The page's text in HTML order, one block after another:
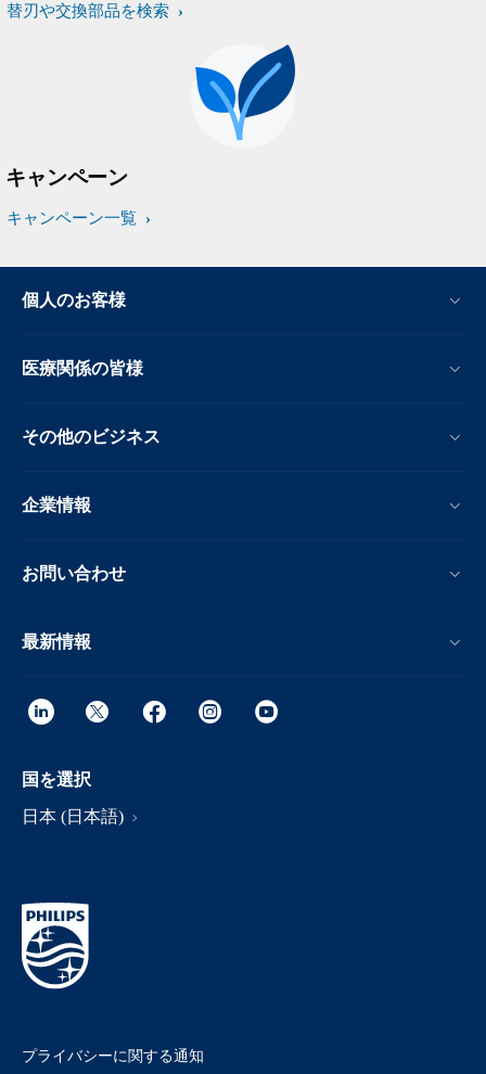
替刃や交換部品を検索
キャンペーン
キャンペーン一覧
個人のお客様
医療関係の皆様
その他のビジネス
企業情報
お問い合わせ
最新情報
国を選択
日本 (日本語)
プライバシーに関する通知